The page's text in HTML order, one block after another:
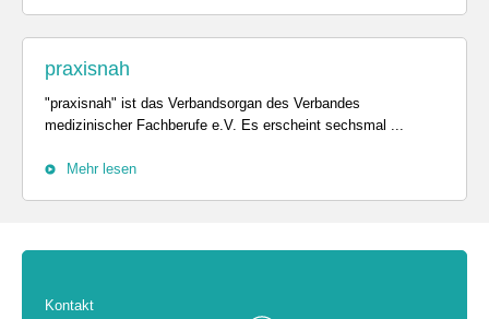
praxisnah
"praxisnah" ist das Verbandsorgan des Verbandes
medizinischer Fachberufe e.V. Es erscheint sechsmal ...
Mehr lesen
Kontakt